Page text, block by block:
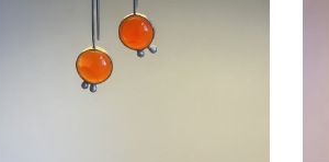
ASSIMETRICOS
CORNALINA 2PONTOS
40,00 €